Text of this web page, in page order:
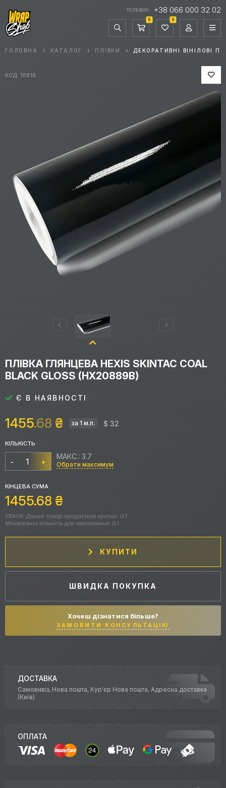
ТЕЛЕФОН +38 066 000 32 02
0 0
ГОЛОВНА КАТАЛОГ ПЛІВКИ ДЕКОРАТИВНІ ВІНІЛОВІ
ПЛІВКА ГЛЯНЦЕВА HEXIS SKINTAC COAL
BLACK GLOSS (HX20889B)
Є В НАЯВНОСТІ
1455.68 ₴ за 1 м.п. $ 32
КІЛЬКІСТЬ
- +
МАКС.: 3.7
Обрати максимум
КІНЦЕВА СУМА
1455.68 ₴
УВАГА! Даний товар продається кратно: 0.1
Мінімальна кількість для замовлення: 0.1
КУПИТИ
ШВИДКА ПОКУПКА
Хочеш дізнатися більше?
ЗАМОВИТИ КОНСУЛЬТАЦІЮ
ДОСТАВКА
Самовивіз, Нова пошта, Кур'єр Нова пошта, Адресна доставка
(Київ)
ОПЛАТА
КОД: 10816